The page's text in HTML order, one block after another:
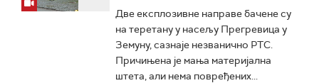
Две експлозивне направе бачене су
на теретану у насељу Прегревица у
Земуну, сазнаје незванично РТС.
Причињена је мања материјална
штета, али нема повређених...